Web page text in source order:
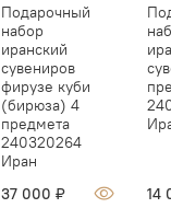
Подарочный
набор
иранский
сувениров
фирузе куби
(бирюза) 4
предмета
240320264
Иран
37 000 ₽
14